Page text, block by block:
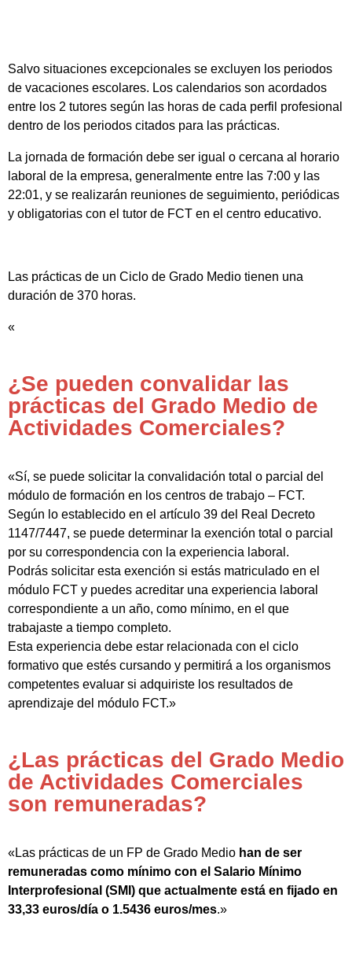
Salvo situaciones excepcionales se excluyen los periodos
de vacaciones escolares. Los calendarios son acordados
entre los 2 tutores según las horas de cada perfil profesional
dentro de los periodos citados para las prácticas.
La jornada de formación debe ser igual o cercana al horario
laboral de la empresa, generalmente entre las 7:00 y las
22:01, y se realizarán reuniones de seguimiento, periódicas
y obligatorias con el tutor de FCT en el centro educativo.
Las prácticas de un Ciclo de Grado Medio tienen una
duración de 370 horas.
«
¿Se pueden convalidar las
prácticas del Grado Medio de
Actividades Comerciales?
«Sí, se puede solicitar la convalidación total o parcial del
módulo de formación en los centros de trabajo – FCT.
Según lo establecido en el artículo 39 del Real Decreto
1147/7447, se puede determinar la exención total o parcial
por su correspondencia con la experiencia laboral.
Podrás solicitar esta exención si estás matriculado en el
módulo FCT y puedes acreditar una experiencia laboral
correspondiente a un año, como mínimo, en el que
trabajaste a tiempo completo.
Esta experiencia debe estar relacionada con el ciclo
formativo que estés cursando y permitirá a los organismos
competentes evaluar si adquiriste los resultados de
aprendizaje del módulo FCT.»
¿Las prácticas del Grado Medio
de Actividades Comerciales
son remuneradas?
«Las prácticas de un FP de Grado Medio han de ser
remuneradas como mínimo con el Salario Mínimo
Interprofesional (SMI) que actualmente está en fijado en
33,33 euros/día o 1.5436 euros/mes.»